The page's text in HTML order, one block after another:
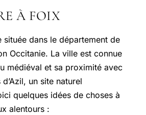
À FOIX
située dans le département de
Occitanie. La ville est connue
médiéval et sa proximité avec
un site naturel
quelques idées de choses à
alentours :